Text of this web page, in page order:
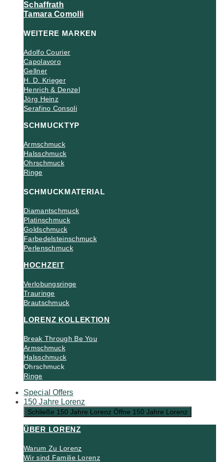
Schaffrath
Tamara Comolli
WEITERE MARKEN
Adolfo Courier
Capolavoro
Gellner
H. D. Krieger
Henrich & Denzel
Jörg Heinz
Serafino Consoli
SCHMUCKTYP
Armschmuck
Halsschmuck
Ohrschmuck
Ringe
SCHMUCKMATERIAL
Diamantschmuck
Platinschmuck
Goldschmuck
Farbedelsteinschmuck
Perlenschmuck
HOCHZEIT
Verlobungsringe
Trauringe
Brautschmuck
LORENZ KOLLEKTION
Break Through Be You
Armschmuck
Halsschmuck
Ohrschmuck
Ringe
Special Offers
150 Jahre Lorenz
Schließe 150 Jahre Lorenz Öffne 150 Jahre Lorenz
ÜBER LORENZ
Warum Zu Lorenz
Wir sind Familie Lorenz